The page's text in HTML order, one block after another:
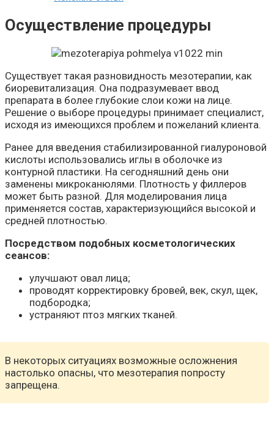
Осуществление процедуры
Существует такая разновидность мезотерапии, как
биоревитализация. Она подразумевает ввод
препарата в более глубокие слои кожи на лице.
Решение о выборе процедуры принимает специалист,
исходя из имеющихся проблем и пожеланий клиента.
Ранее для введения стабилизированной гиалуроновой
кислоты использовались иглы в оболочке из
контурной пластики. На сегодняшний день они
заменены микроканюлями. Плотность у филлеров
может быть разной. Для моделирования лица
применяется состав, характеризующийся высокой и
средней плотностью.
Посредством подобных косметологических
сеансов:
улучшают овал лица;
проводят корректировку бровей, век, скул, щек,
подбородка;
устраняют птоз мягких тканей.
В некоторых ситуациях возможные осложнения
настолько опасны, что мезотерапия попросту
запрещена.